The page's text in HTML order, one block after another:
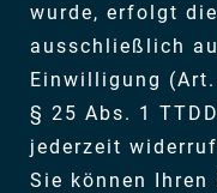
wurde, erfolgt
ausschließlich
Einwilligung
§ 25 Abs. 1
jederzeit
Sie können